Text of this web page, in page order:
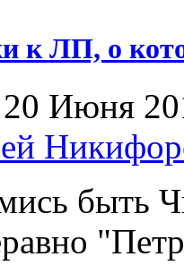
к ЛП, о
20 Июня
быть